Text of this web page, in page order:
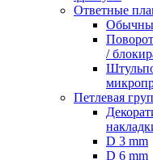
Ответные
/
Петлевая
D 3 mm
D 6 mm